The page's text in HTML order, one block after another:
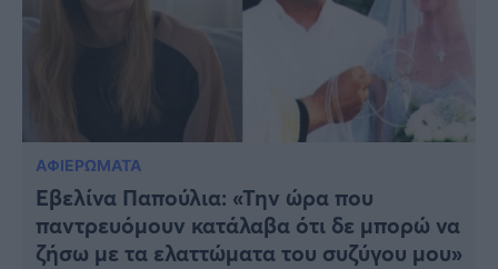
ΑΦΙΕΡΩΜΑΤΑ
Εβελίνα Παπούλια: «Την ώρα που
παντρευόμουν κατάλαβα ότι δε μπορώ να
ζήσω με τα ελαττώματα του συζύγου μου»